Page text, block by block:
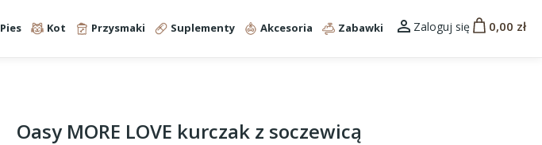
Pies Kot Przysmaki Suplementy Akcesoria Zabawki  Zaloguj się 0,00 zł
Oasy MORE LOVE kurczak z soczewicą